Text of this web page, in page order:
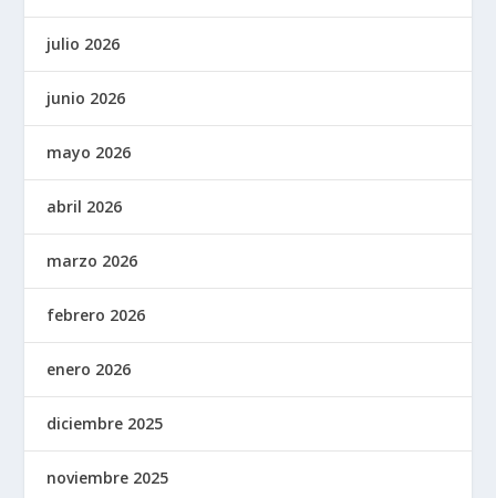
julio 2026
junio 2026
mayo 2026
abril 2026
marzo 2026
febrero 2026
enero 2026
diciembre 2025
noviembre 2025